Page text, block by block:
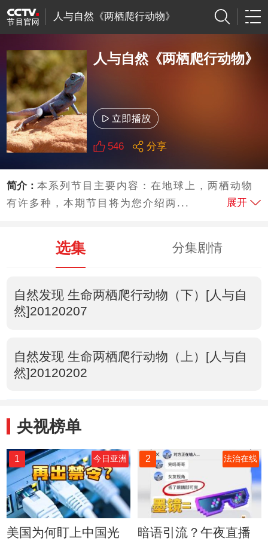
人与自然《两栖爬行动物》
人与自然《两栖爬行动物》
546 分享
简介：本系列节目主要内容：在地球上，两栖动物
有许多种，本期节目将为您介绍两...
展开
选集 分集剧情
自然发现 生命两栖爬行动物（下）[人与自
然]20120207
自然发现 生命两栖爬行动物（上）[人与自
然]20120202
央视榜单
1 今日亚洲
美国为何盯上中国光
2 法治在线
暗语引流？午夜直播